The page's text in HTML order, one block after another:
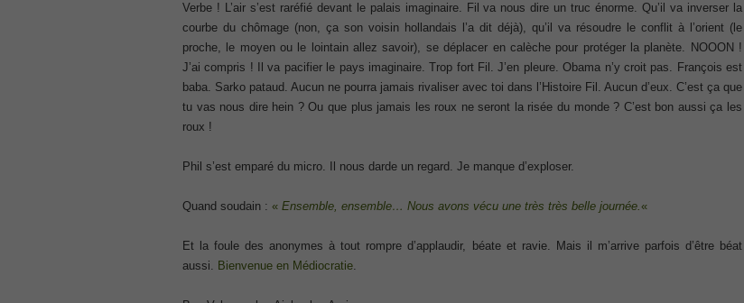
, CompTIA CompTIA Network+ Dumps
300-115 Questions
, Cisco CCDP Questions, 300-115 Implementing Cisco IP Switched Networks (SWITCH
Microsoft 070-346
, Microsoft Office 365 070-346 Managing Office 365 Identities and Requirements, Microsoft 070-346
Practice
, 300-320 Designing Cisco Network Service Architectures Dump
, CCNA Data Center 640-916 Answer, Introducing Cisco Data Center Technologies Answer
, APE 648-232 Cisco WebEx Solutions Design and Implementation PDF
CCNA Wireless 200-355
Verbe ! L’air s’est raréfié devant le palais imaginaire. Fil va nous dire un truc énorme. Qu’il va inverser la
courbe du chômage (non, ça son voisin hollandais l’a dit déjà), qu’il va résoudre le conflit à l’orient (le
proche, le moyen ou le lointain allez savoir), se déplacer en calèche pour protéger la planète. NOOON !
J’ai compris ! Il va pacifier le pays imaginaire. Trop fort Fil. J’en pleure. Obama n’y croit pas. François est
baba. Sarko pataud. Aucun ne pourra jamais rivaliser avec toi dans l’Histoire Fil. Aucun d’eux. C’est ça que
tu vas nous dire hein ? Ou que plus jamais les roux ne seront la risée du monde ? C’est bon aussi ça les
roux !
Phil s’est emparé du micro. Il nous darde un regard. Je manque d’exploser.
Quand soudain : « Ensemble, ensemble… Nous avons vécu une très très belle journée.«
Et la foule des anonymes à tout rompre d’applaudir, béate et ravie. Mais il m’arrive parfois d’être béat
aussi. Bienvenue en Médiocratie.